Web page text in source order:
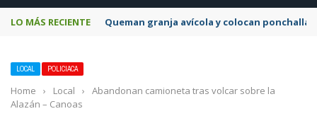
LO MÁS RECIENTE Queman granja avícola y colocan
LOCAL POLICIACA
Home › Local ›
Abandonan camioneta tras volcar sobre la
Alazán – Canoas